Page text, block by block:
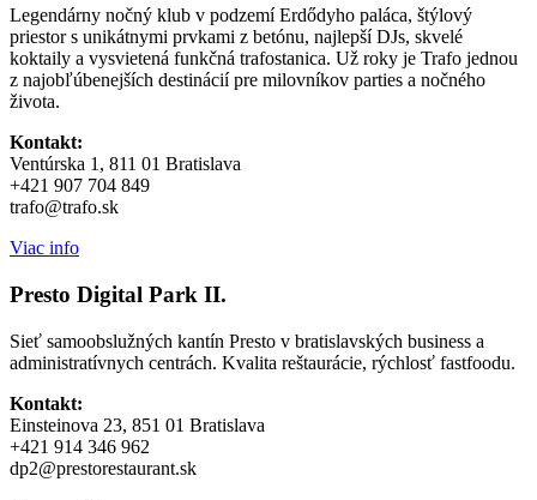
Legendárny nočný klub v podzemí Erdődyho paláca, štýlový
priestor s unikátnymi prvkami z betónu, najlepší DJs, skvelé
koktaily a vysvietená funkčná trafostanica. Už roky je Trafo jednou
z najobľúbenejších destinácií pre milovníkov parties a nočného
života.
Kontakt:
Ventúrska 1, 811 01 Bratislava
+421 907 704 849
trafo@trafo.sk
Viac info
Presto Digital Park II.
Sieť samoobslužných kantín Presto v bratislavských business a
administratívnych centrách. Kvalita reštaurácie, rýchlosť fastfoodu.
Kontakt:
Einsteinova 23, 851 01 Bratislava
+421 914 346 962
dp2@prestorestaurant.sk